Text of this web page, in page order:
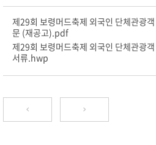
제29회 보령머드축제 외국인 단체관광
문 (재공고).pdf
제29회 보령머드축제 외국인 단체관광
서류.hwp